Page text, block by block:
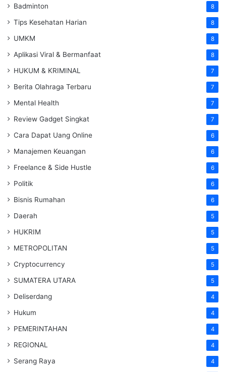
Badminton 8
Tips Kesehatan Harian 8
UMKM 8
Aplikasi Viral & Bermanfaat 8
HUKUM & KRIMINAL 7
Berita Olahraga Terbaru 7
Mental Health 7
Review Gadget Singkat 7
Cara Dapat Uang Online 6
Manajemen Keuangan 6
Freelance & Side Hustle 6
Politik 6
Bisnis Rumahan 6
Daerah 5
HUKRIM 5
METROPOLITAN 5
Cryptocurrency 5
SUMATERA UTARA 5
Deliserdang 4
Hukum 4
PEMERINTAHAN 4
REGIONAL 4
Serang Raya 4